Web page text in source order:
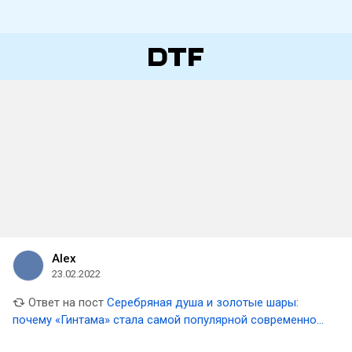
Alex
23.02.2022
Ответ на пост Серебряная душа и золотые шары:
почему «Гинтама» стала самой популярной современной